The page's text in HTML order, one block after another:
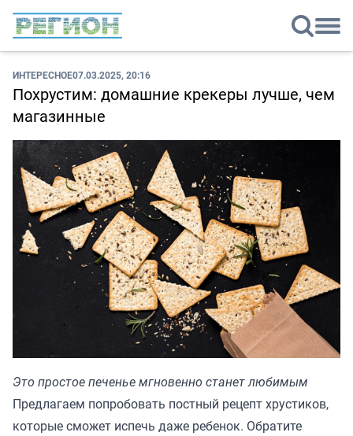
ИНТЕРЕСНОЕ07.03.2025, 20:16
Похрустим: домашние крекеры лучше, чем
магазинные
Это простое печенье мгновенно станет любимым
Предлагаем попробовать постный рецепт хрустиков,
которые сможет испечь даже ребенок. Обратите